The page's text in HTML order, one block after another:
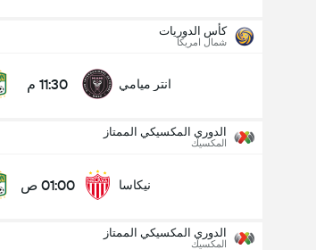
كأس الدوريات
شمال امريكا
انتر ميامي 11:30 م
الدوري المكسيكي الممتاز
المكسيك
نيكاسا 01:00 ص
الدوري المكسيكي الممتاز
المكسيك